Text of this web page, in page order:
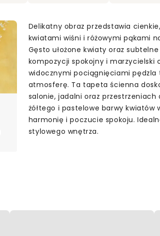
Delikatny obraz przedstawia
kwiatami wiśni i różowymi pąkami
Gęsto ułożone kwiaty oraz
kompozycji spokojny i marzycielski
widocznymi pociągnięciami pędzla
atmosferę. Ta tapeta ścienna
salonie, jadalni oraz przestrzeniach
żółtego i pastelowe barwy kwiatów
harmonię i poczucie spokoju.
stylowego wnętrza.